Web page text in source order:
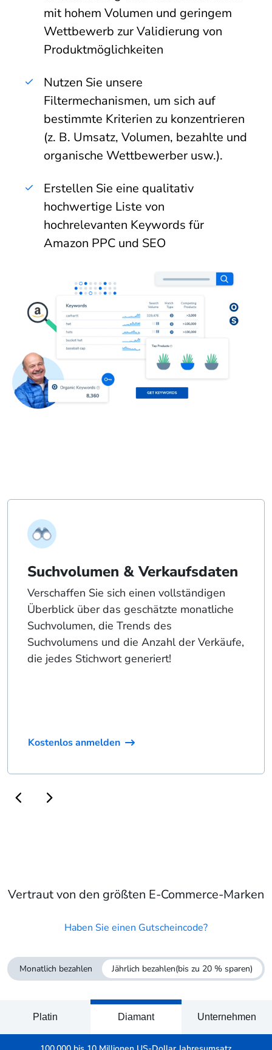
mit hohem Volumen und geringem
Wettbewerb zur Validierung von
Produktmöglichkeiten
Nutzen Sie unsere
Filtermechanismen, um sich auf
bestimmte Kriterien zu konzentrieren
(z. B. Umsatz, Volumen, bezahlte und
organische Wettbewerber usw.).
Erstellen Sie eine qualitativ
hochwertige Liste von
hochrelevanten Keywords für
Amazon PPC und SEO
Suchvolumen & Verkaufsdaten
Verschaffen Sie sich einen vollständigen
Überblick über das geschätzte monatliche
Suchvolumen, die Trends des
Suchvolumens und die Anzahl der Verkäufe,
die jedes Stichwort generiert!
Kostenlos anmelden
Vertraut von den größten E-Commerce-Marken
Haben Sie einen Gutscheincode?
Monatlich bezahlen Jährlich bezahlen(bis zu 20 % sparen)
Platin Diamant Unternehmen